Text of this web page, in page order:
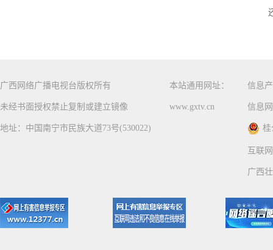
广西网络广播电视台版权所有
未经书面授权禁止复制或建立镜像
地址：中国南宁市民族大道73号(530022)
本站通用网址：
www.gxtv.cn
信息
信息
桂
互联
广西